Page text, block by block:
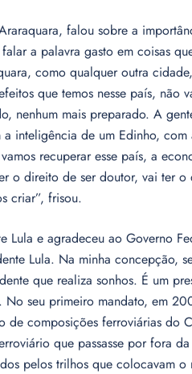
falou sobre a
a palavra gasto em coisas
como qualquer outra
que temos nesse país, não
nenhum mais preparado. A
inteligência de um Edinho,
recuperar esse país, a
o direito de ser doutor, vai ter
criar”, frisou.
e agradeceu ao Governo
Lula. Na minha concepção,
que realiza sonhos. É um
seu primeiro mandato, em
de composições ferroviárias do
que passasse por fora
pelos trilhos que colocavam